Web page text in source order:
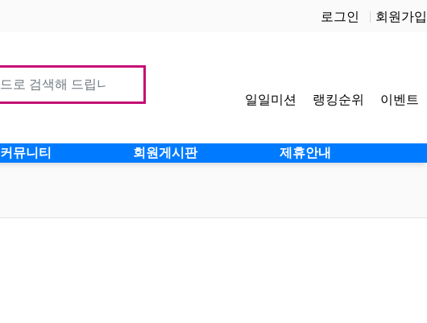
로그인 회원가입
일일미션 랭킹순위 이벤트
커뮤니티 회원게시판 제휴안내